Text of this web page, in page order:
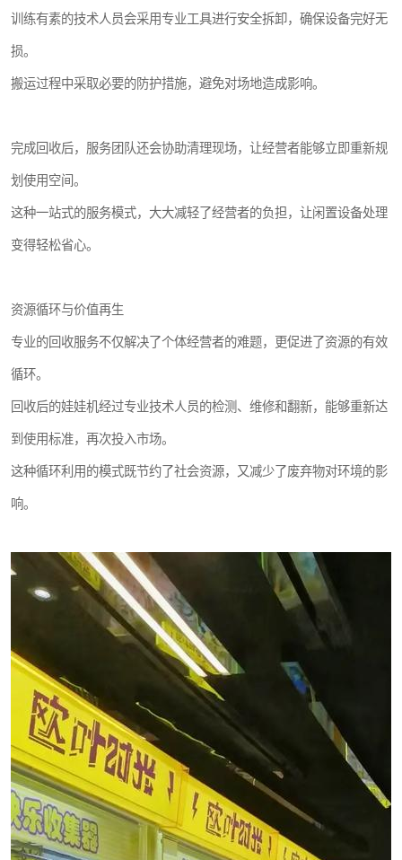
训练有素的技术人员会采用专业工具进行安全拆卸，确保设备完好无
损。
搬运过程中采取必要的防护措施，避免对场地造成影响。
完成回收后，服务团队还会协助清理现场，让经营者能够立即重新规
划使用空间。
这种一站式的服务模式，大大减轻了经营者的负担，让闲置设备处理
变得轻松省心。
资源循环与价值再生
专业的回收服务不仅解决了个体经营者的难题，更促进了资源的有效
循环。
回收后的娃娃机经过专业技术人员的检测、维修和翻新，能够重新达
到使用标准，再次投入市场。
这种循环利用的模式既节约了社会资源，又减少了废弃物对环境的影
响。